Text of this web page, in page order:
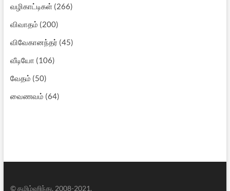
வழிகாட்டிகள்(266)
விவாதம் (200)
விவேகானந்தர் (45)
வீடியோ (106)
வேதம் (50)
வைணவம் (64)
© தமிழ்ஹிந்து, 2008-2021.